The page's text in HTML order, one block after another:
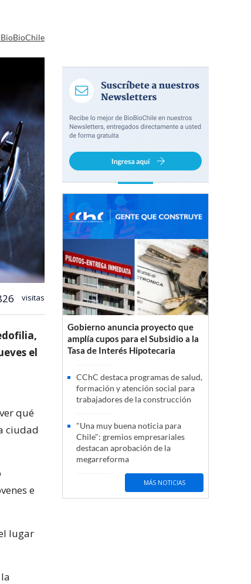
visitas
el
qué
ciudad
e
lugar
Gobierno anuncia proyecto que
amplía cupos para el Subsidio a la
Tasa de Interés Hipotecaria
CChC destaca programas de salud,
formación y atención social para
trabajadores de la construcción
"Una muy buena noticia para
Chile": gremios empresariales
destacan aprobación de la
megarreforma
MÁS NOTICIAS